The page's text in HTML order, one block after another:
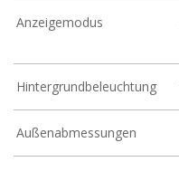
Anzeigemodus
Hintergrundbeleuchtung
Außenabmessungen